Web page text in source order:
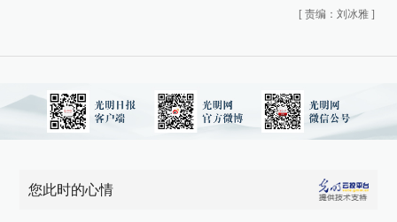
[ 责编：刘冰雅 ]
您此时的心情